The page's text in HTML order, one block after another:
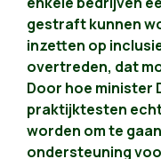
gestraft kunnen
inzetten op
overtreden, dat
Door hoe minister
praktijktesten
worden om te
ondersteuning